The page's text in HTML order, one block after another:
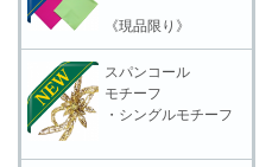
《現品限り》
スパンコール
モチーフ
・シングルモチーフ